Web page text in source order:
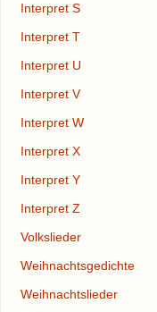
Interpret S
Interpret T
Interpret U
Interpret V
Interpret W
Interpret X
Interpret Y
Interpret Z
Volkslieder
Weihnachtsgedichte
Weihnachtslieder